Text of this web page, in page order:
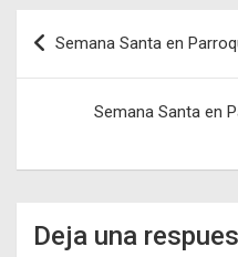
Navegación
de
entradas
Semana Santa en
Semana Santa en
Deja una